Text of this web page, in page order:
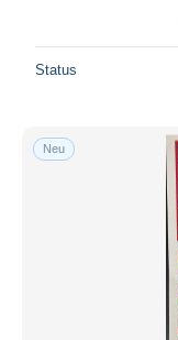
Status
Neu